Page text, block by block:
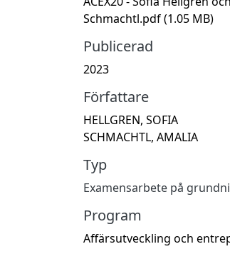
Schmachtl.pdf(1.05 MB)
Publicerad
2023
Författare
HELLGREN, SOFIA
SCHMACHTL, AMALIA
Typ
Examensarbete på
Program
Affärsutveckling och